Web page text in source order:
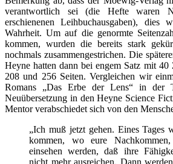
verantwortlich sei (die Hefte waren
erschienenen Leihbuchausgaben),
Wahrheit. Um auf die genormte
kommen, wurden die bereits stark
nochmals zusammengestrichen. Die
Heyne hatten dann bei engem Satz mit 40
208 und 256 Seiten. Vergleichen wir
Romans „Das Erbe der Lens“ in der
Neuübersetzung in den Heyne Science
Mentor verabschiedet sich von den
„Ich muß jetzt gehen. Eines Tages
kommen, wo eure
einsehen werden, daß ihre
nicht mehr ausreichen. Dann